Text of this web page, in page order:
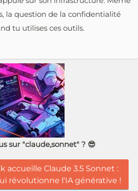
la question de la confidentialité
tu utilises ces outils.
sur "claude,sonnet" ? 😎
accueille Claude 3.5 Sonnet :
révolutionne l'IA générative !